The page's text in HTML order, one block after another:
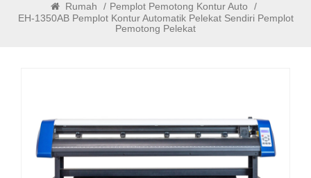
Rumah / Pemplot Pemotong Kontur Auto
/
EH-1350AB Pemplot Kontur Automatik Pelekat Sendiri Pemplot
Pemotong Pelekat